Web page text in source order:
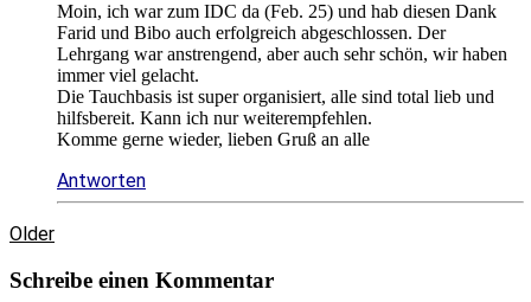
Moin, ich war zum IDC da (Feb. 25) und hab diesen Dank
Farid und Bibo auch erfolgreich abgeschlossen. Der
Lehrgang war anstrengend, aber auch sehr schön, wir haben
immer viel gelacht.
Die Tauchbasis ist super organisiert, alle sind total lieb und
hilfsbereit. Kann ich nur weiterempfehlen.
Komme gerne wieder, lieben Gruß an alle
Antworten
Older
Schreibe einen Kommentar